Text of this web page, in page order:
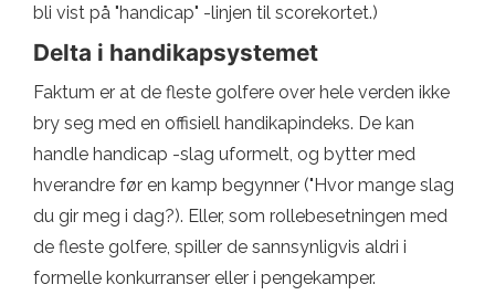
bli vist på "handicap" -linjen til scorekortet.)
Delta i handikapsystemet
Faktum er at de fleste golfere over hele verden ikke
bry seg med en offisiell handikapindeks. De kan
handle handicap -slag uformelt, og bytter med
hverandre før en kamp begynner ("Hvor mange slag
du gir meg i dag?). Eller, som rollebesetningen med
de fleste golfere, spiller de sannsynligvis aldri i
formelle konkurranser eller i pengekamper.